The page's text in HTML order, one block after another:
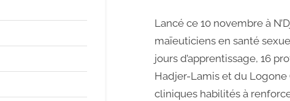
Lancé ce 10 novembre à
maïeuticiens en santé
jours d’apprentissage, 16
Hadjer-Lamis et du
cliniques habilités à